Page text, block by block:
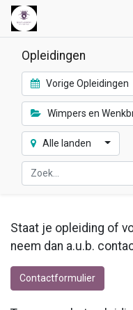
Opleidingen
Vorige Opleidingen
Wimpers en
Alle landen
Staat je opleiding of
neem dan a.u.b.
Contactformulier